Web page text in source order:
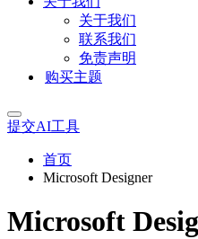
关于我们
联系我们
免责声明
购买主题
提交AI工具
首页
Microsoft Designer
Microsoft